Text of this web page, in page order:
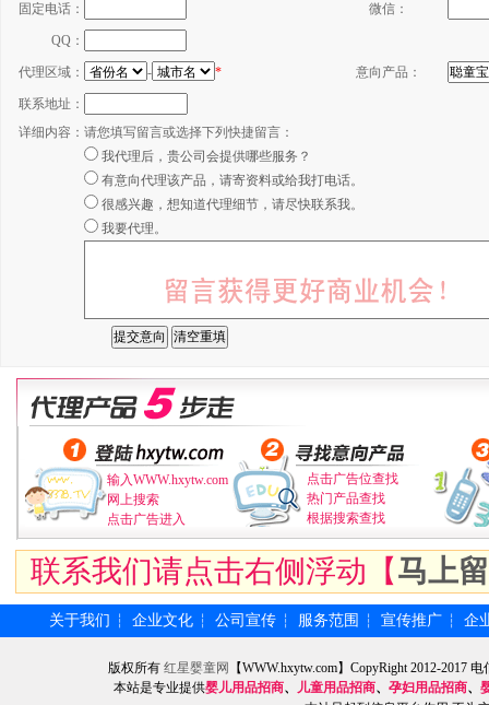
固定电话： 微信：
QQ：
代理区域： - * 意向产品：
联系地址：
详细内容： 请您填写留言或选择下列快捷留言：
我代理后，贵公司会提供哪些服务？
有意向代理该产品，请寄资料或给我打电话。
很感兴趣，想知道代理细节，请尽快联系我。
我要代理。
输入WWW.hxytw.com
网上搜索
点击广告进入
点击广告位查找
热门产品查找
根据搜索查找
联系我们请点击右侧浮动【马上
关于我们 ┆ 企业文化 ┆ 公司宣传 ┆ 服务范围 ┆ 宣传推广 ┆ 企
版权所有 红星婴童网
【WWW.hxytw.com】CopyRight 2012-2017
本站是专业提供婴儿用品招商、 儿童用品招商、 孕妇用品招商、